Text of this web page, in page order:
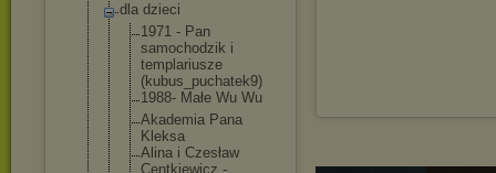
dla dzieci
1971 - Pan
samochodzik i
templariusze
(kubus_puchatek9)
1988- Małe Wu Wu
Akademia Pana
Kleksa
Alina i Czesław
Centkiewicz -